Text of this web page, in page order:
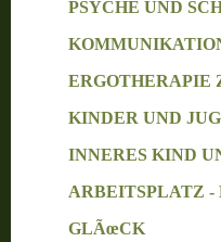
PSYCHE UND
ERGOTHERAPIE
KINDER UND
INNERES KIND
ARBEITSPLATZ -
GLÃœCK